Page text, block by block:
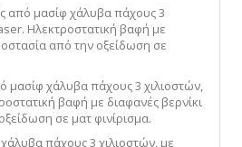
από μασίφ χάλυβα πάχους 3
. Ηλεκτροστατική βαφή με
από την οξείδωση σε
μασίφ χάλυβα πάχους 3 χιλιοστών,
βαφή με διαφανές βερνίκι
σε ματ φινίρισμα.
πάχους 3 χιλιοστών, με